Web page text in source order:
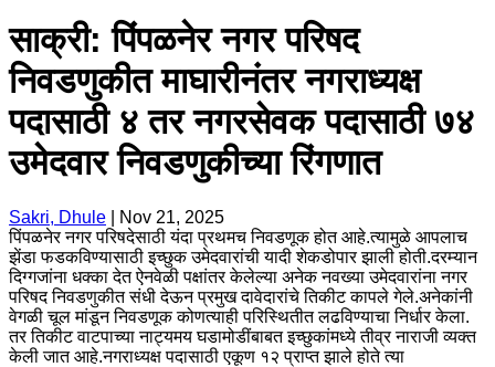
साक्री: पिंपळनेर नगर परिषद
निवडणुकीत माघारीनंतर नगराध्यक्ष
पदासाठी ४ तर नगरसेवक पदासाठी ७४
उमेदवार निवडणुकीच्या रिंगणात
Sakri, Dhule
Nov 21, 2025
पिंपळनेर नगर परिषदेसाठी यंदा प्रथमच निवडणूक होत आहे.त्यामुळे आपलाच
झेंडा फडकविण्यासाठी इच्छुक उमेदवारांची यादी शेकडोपार झाली होती.दरम्यान
दिग्गजांना धक्का देत ऐनवेळी पक्षांतर केलेल्या अनेक नवख्या उमेदवारांना नगर
परिषद निवडणुकीत संधी देऊन प्रमुख दावेदारांचे तिकीट कापले गेले.अनेकांनी
वेगळी चूल मांडून निवडणूक कोणत्याही परिस्थितीत लढविण्याचा निर्धार केला.
तर तिकीट वाटपाच्या नाट्यमय घडामोडींबाबत इच्छुकांमध्ये तीव्र नाराजी व्यक्त
केली जात आहे.नगराध्यक्ष पदासाठी एकूण १२ प्राप्त झाले होते त्या